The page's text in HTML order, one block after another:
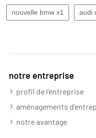
nouvelle bmw x1 audi
notre entreprise
profil de l'entreprise
aménagements
notre avantage